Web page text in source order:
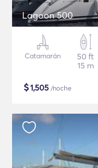
Lagoon 500
Catamarán
50 ft
15 m
$1,505 /noche